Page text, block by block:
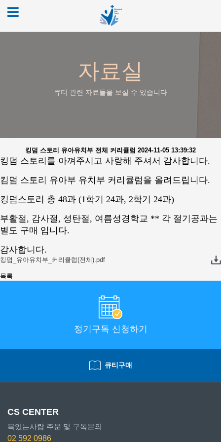
자료실
큐티 관련 자료들을 보실 수 있습니다
킹덤 스토리 유아유치부 전체 커리큘럼 2024-11-05 13:39:32
킹덤 스토리를 아껴주시고 사랑해 주셔서 감사합니다.
킴덤 스토리 유아부 유치부 커리큘럼을 올려드립니다.
킹덤스토리 총 48과 (1학기 24과, 2학기 24과)
부활절, 감사절, 성탄절, 여름성경학교 ** 각 절기공과는
별도 구매 입니다.
감사합니다.
킹덤_유아유치부_커리큘럼(전체).pdf
목록
정기구독 신청하기
큐티구매
CS CENTER
복있는사람 주문 및 구독문의
02 592 0986